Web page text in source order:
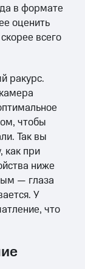
в формате
оценить
всего
ракурс.
чтобы
Так вы
как при
ниже
— глаза
У
что